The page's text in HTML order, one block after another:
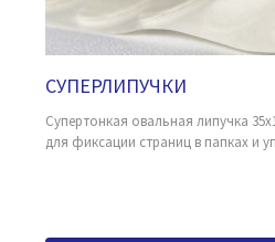
СУПЕРЛИПУЧКИ
Супертонкая овальная липучка
для фиксации страниц в папках и